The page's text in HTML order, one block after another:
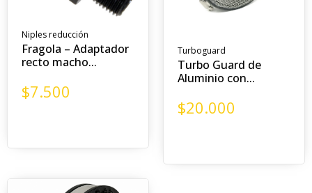
Niples reducción
Fragola – Adaptador
recto macho...
$7.500
Turboguard
Turbo Guard de
Aluminio con...
$20.000